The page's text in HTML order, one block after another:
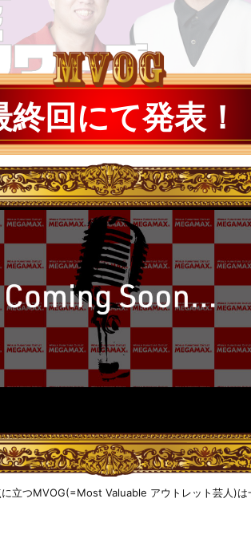
終回にて発表！
立つMVOG(=Most Valuable アウトレット芸人)